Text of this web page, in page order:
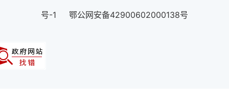
号-1 鄂公网安备42900602000138号